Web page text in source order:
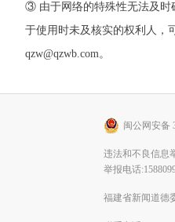
③ 由于网络的特殊性无法及时
于使用时未及核实的权利人，
qzw@qzwb.com。
闽公网安备
违法和不良信息
举报电话
福建省新闻道德